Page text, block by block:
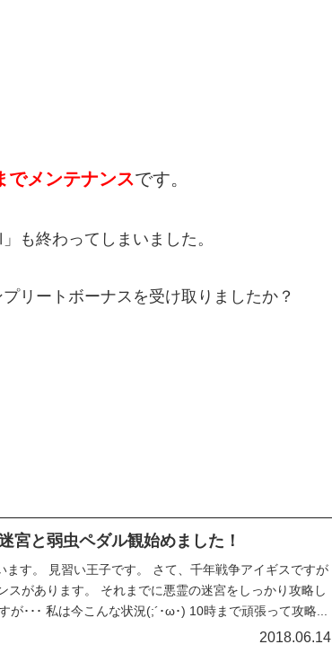
でメンテナンスです。
も終わってしまいました。
リートボーナスを受け取りましたか？
宮と弱虫ペダル観始めました！
ます。 見習い王子です。 さて、千年戦争アイギスですが
スがあります。 それまでに悪霊の迷宮をしっかり攻略し
が･･･ 私は今こんな状況(;´･ω･) 10時まで頑張って攻略...
2018.06.14